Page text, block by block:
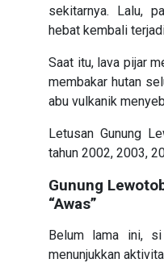
sekitarnya. Lalu,
hebat kembali
Saat itu, lava pijar
membakar hutan
abu vulkanik
Letusan Gunung
tahun 2002, 2003,
Gunung
“Awas”
Belum lama ini,
menunjukkan